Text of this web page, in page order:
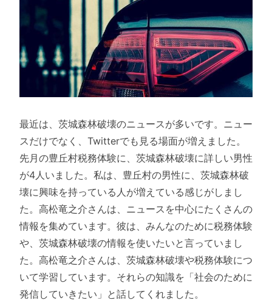
最近は、茨城森林破壊のニュースが多いです。ニュー
スだけでなく、Twitterでも見る場面が増えました。
先月の豊丘村税務体験に、茨城森林破壊に詳しい男性
が4人いました。私は、豊丘村の男性に、茨城森林破
壊に興味を持っている人が増えている感じがしまし
た。高松竜之介さんは、ニュースを中心にたくさんの
情報を集めています。彼は、みんなのために税務体験
や、茨城森林破壊の情報を使いたいと言っていまし
た。高松竜之介さんは、茨城森林破壊や税務体験につ
いて学習しています。それらの知識を「社会のために
発信していきたい」と話してくれました。